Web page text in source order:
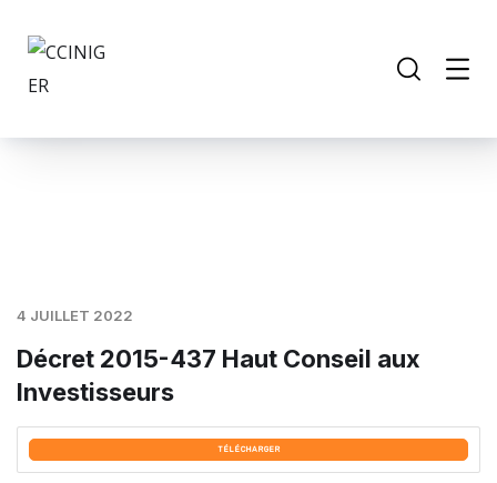
4 JUILLET 2022
Décret 2015-437 Haut Conseil aux
Investisseurs
TÉLÉCHARGER